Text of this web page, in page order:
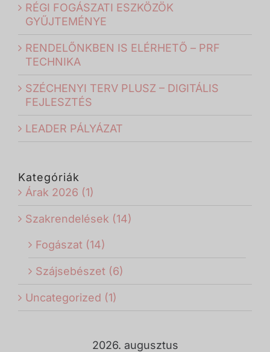
RÉGI FOGÁSZATI ESZKÖZÖK
GYŰJTEMÉNYE
RENDELŐNKBEN IS ELÉRHETŐ – PRF
TECHNIKA
SZÉCHENYI TERV PLUSZ – DIGITÁLIS
FEJLESZTÉS
LEADER PÁLYÁZAT
Kategóriák
Árak 2026 (1)
Szakrendelések (14)
Fogászat (14)
Szájsebészet (6)
Uncategorized (1)
2026. augusztus